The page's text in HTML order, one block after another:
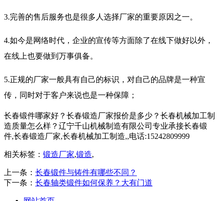
3.完善的售后服务也是很多人选择厂家的重要原因之一。
4.如今是网络时代，企业的宣传等方面除了在线下做好以外，
在线上也要做到万事俱备。
5.正规的厂家一般具有自己的标识，对自己的品牌是一种宣
传，同时对于客户来说也是一种保障；
长春锻件哪家好？长春锻造厂家报价是多少？长春机械加工制
造质量怎么样？辽宁千山机械制造有限公司专业承接长春锻
件,长春锻造厂家,长春机械加工制造,,电话:15242809999
相关标签： 锻造厂家,锻造,
上一条： 长春锻件与铸件有哪些不同？
下一条： 长春轴类锻件如何保养？大有门道